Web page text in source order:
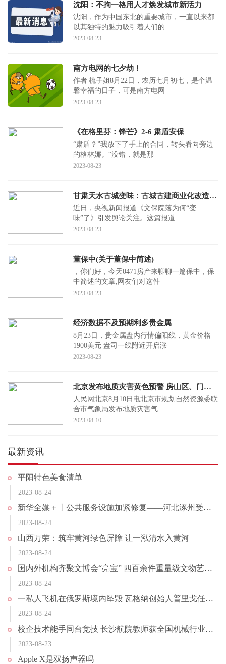
沈阳：不拘一格用人才焕发城市新活力
沈阳，作为中国东北的重要城市，一直以来都
以其独特的魅力吸引着人们的
2023-08-23
南方电网的七夕劫！
作者|梳子姐8月22日，农历七月初七，是个温
馨幸福的日子，可是南方电网
2023-08-23
《在格里芬：锋芒》2-6 肃盾安保
“肃盾？”我放下了手上的合同，转头看向旁边
的格林娜。“没错，就是那
2023-08-23
甘肃天水古城变味：古城古建商业化改造当适度、合理丨快评
近日，央视新闻报道《文保院落为何“变
味”了》引发舆论关注。这篇报道
2023-08-23
董保中(关于董保中简述)
，你们好，今天0471房产来聊聊一篇保中，保
中简述的文章,网友们对这件
2023-08-23
经济数据不及预期利多贵金属
8月23日，贵金属盘内行情偏阳线，黄金价格
1900美元 盎司一线附近开启涨
2023-08-23
北京发布地质灾害黄色预警 房山区、门头沟区、昌平区发生地质灾害风险较高
人民网北京8月10日电北京市规划自然资源委联
合市气象局发布地质灾害气
2023-08-10
最新资讯
平阳特色美食清单
2023-08-24
新华全媒＋丨公共服务设施加紧修复——河北涿州受灾一线采访见闻
2023-08-24
山西万荣：筑牢黄河绿色屏障 让一泓清水入黄河
2023-08-24
国内外机构齐聚文博会“亮宝” 四百余件重量级文物艺术品将首次亮相
2023-08-24
一私人飞机在俄罗斯境内坠毁 瓦格纳创始人普里戈任在乘机名单上
2023-08-24
校企技术能手同台竞技 长沙航院教师获全国机械行业技能竞赛一等奖
2023-08-23
Apple X是双扬声器吗